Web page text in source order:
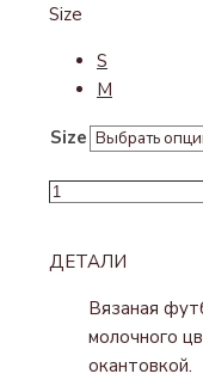
Size
S
M
Size
Количество
ВЯЗАНАЯ
MINT
ДЕТАЛИ
Вязаная
молочного
окантовкой.